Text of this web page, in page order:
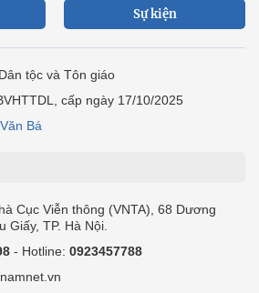
Sự kiện
tộc và Tôn giáo
cấp ngày 17/10/2025
Bá
Cục Viễn thông (VNTA), 68 Dương
TP. Hà Nội.
- Hotline: 0923457788